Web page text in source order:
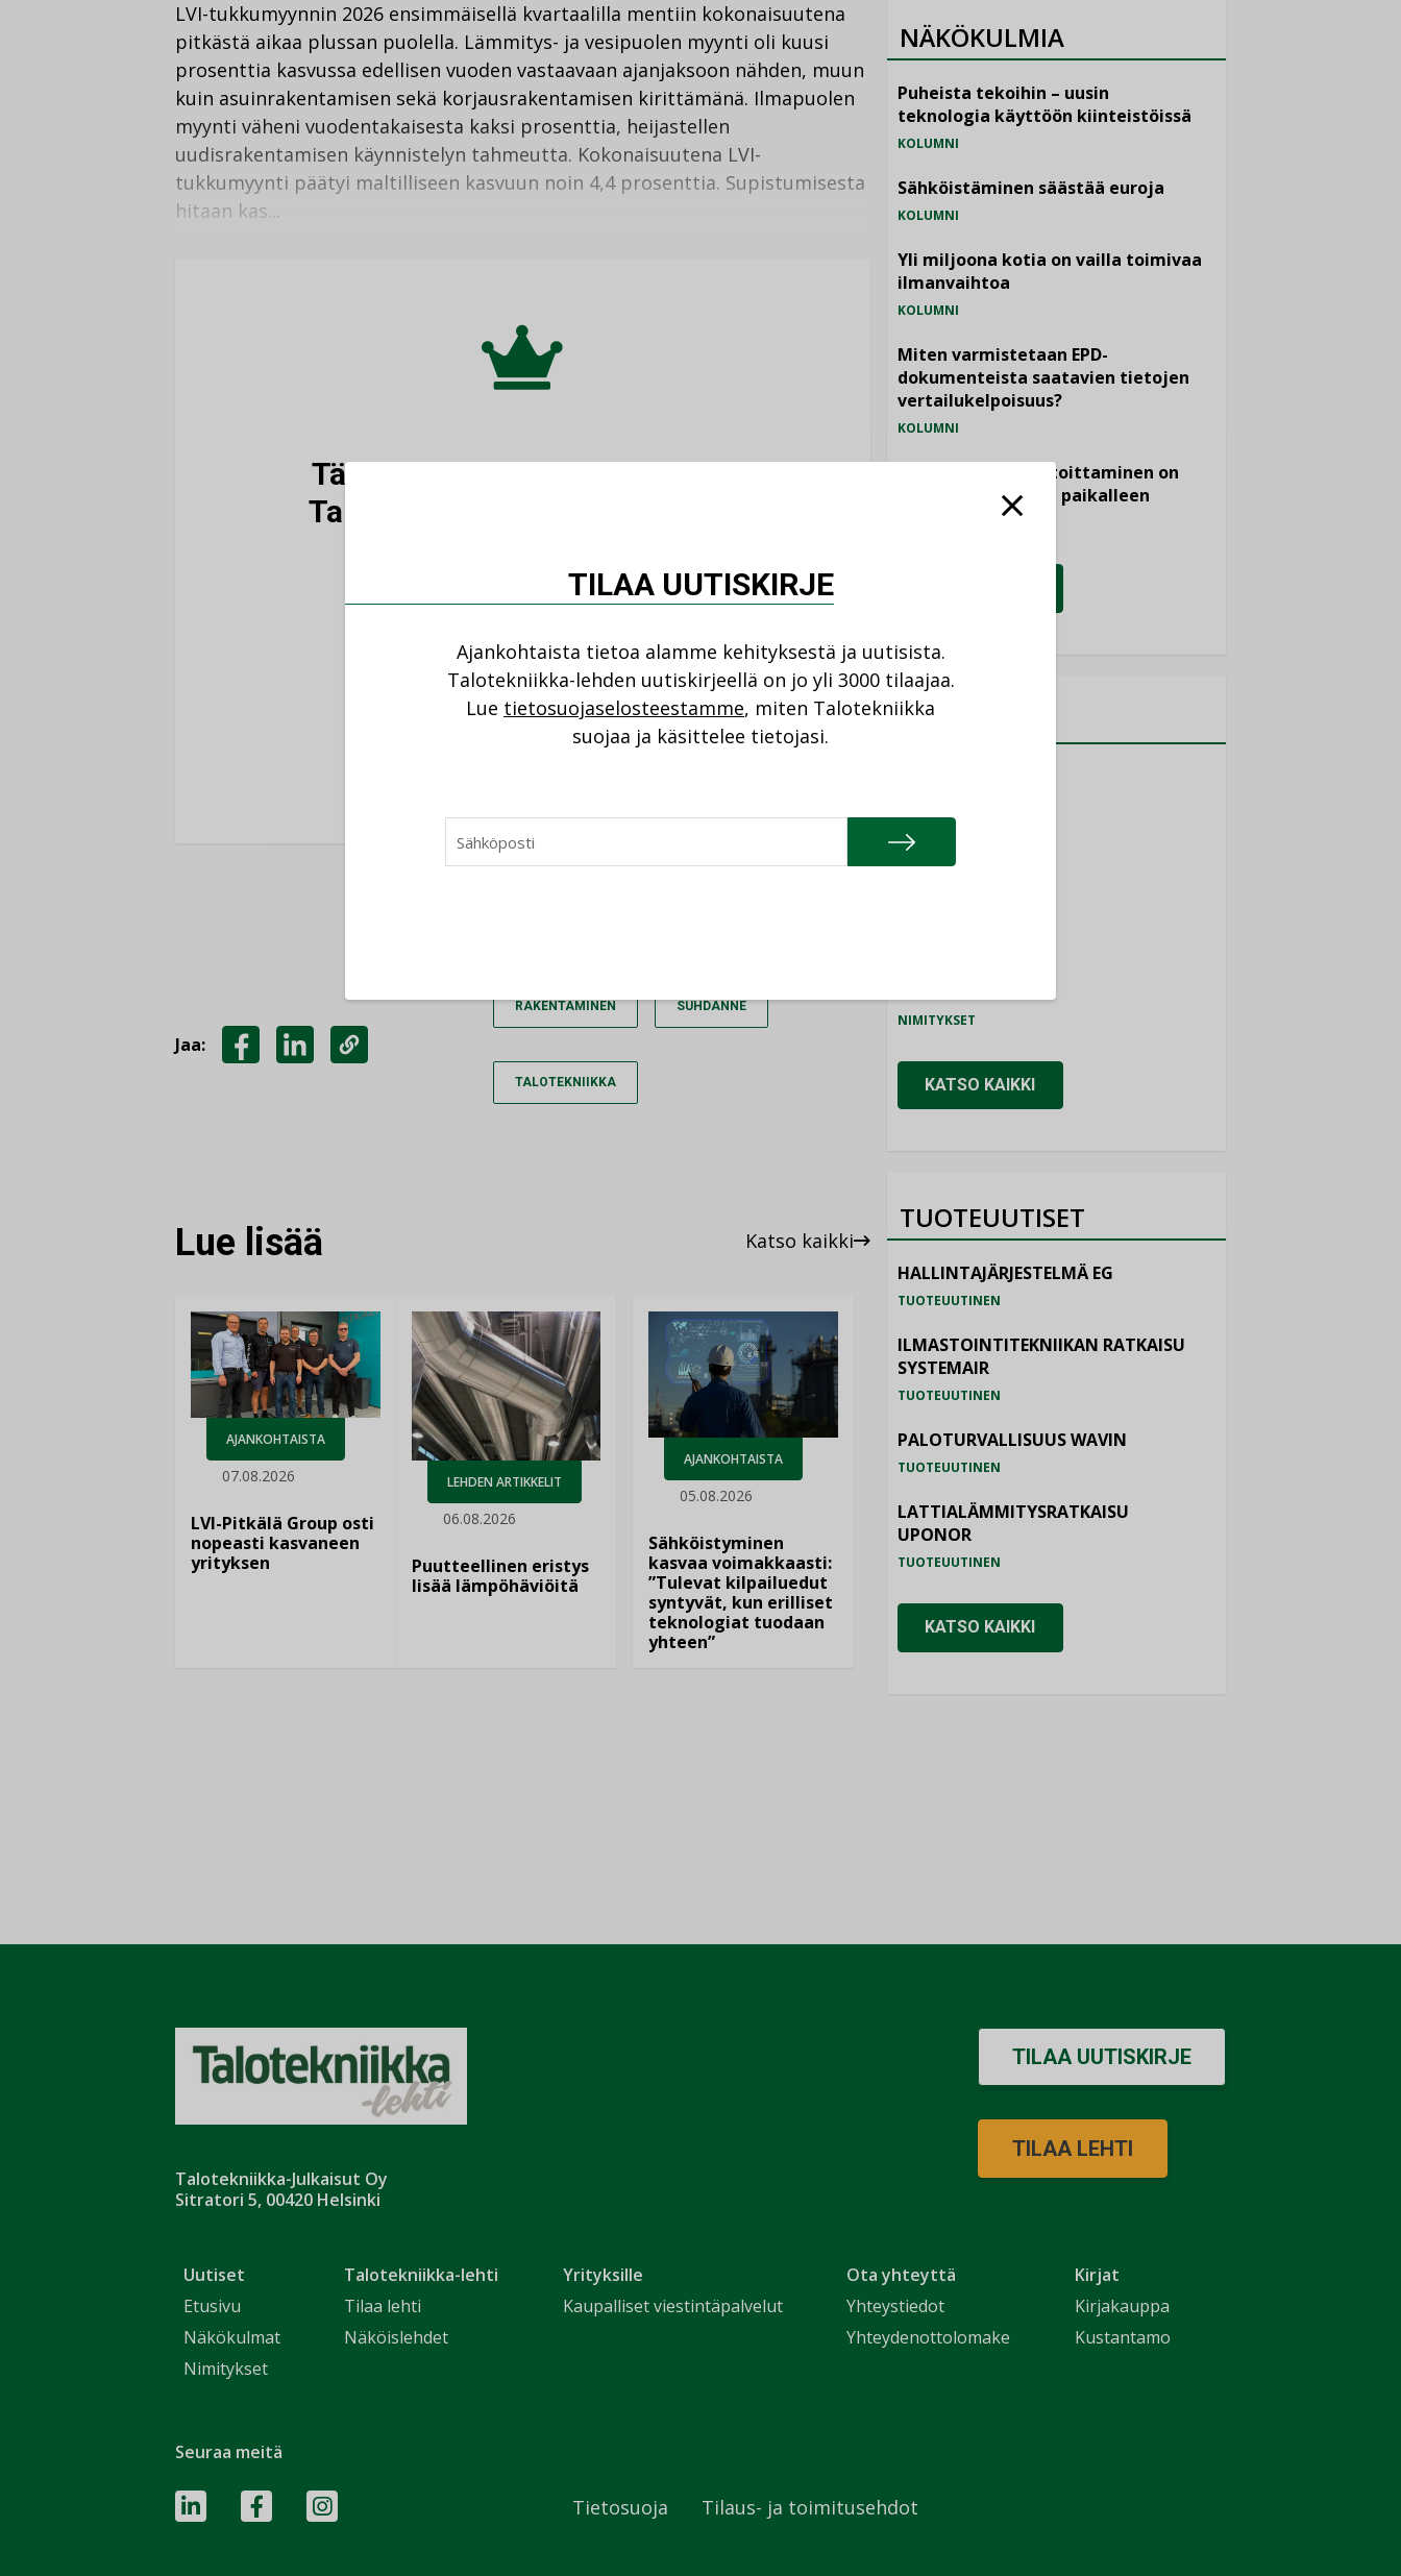
LVI-tukkumyynnin 2026 ensimmäisellä kvartaalilla mentiin kokonaisuutena
pitkästä aikaa plussan puolella. Lämmitys- ja vesipuolen myynti oli kuusi
prosenttia kasvussa edellisen vuoden vastaavaan ajanjaksoon nähden, muun
kuin asuinrakentamisen sekä korjausrakentamisen kirittämänä. Ilmapuolen
myynti väheni vuodentakaisesta kaksi prosenttia, heijastellen
uudisrakentamisen käynnistelyn tahmeutta. Kokonaisuutena LVI-
tukkumyynti päätyi maltilliseen kasvuun noin 4,4 prosenttia. Supistumisesta
hitaan kas...
Tämä artikkeli on tarjolla vain
Talotekniikka-lehden tilaajille.
TILAA LEHTI
Oletko jo tilaaja?
Jaa:
RAKENTAMINEN SUHDANNE
TALOTEKNIIKKA
Lue lisää Katso kaikki
AJANKOHTAISTA
07.08.2026
LVI-Pitkälä Group osti
nopeasti kasvaneen
yrityksen
LEHDEN ARTIKKELIT
06.08.2026
Puutteellinen eristys
lisää lämpöhäviöitä
AJANKOHTAISTA
05.08.2026
Sähköistyminen
kasvaa voimakkaasti:
”Tulevat kilpailuedut
syntyvät, kun erilliset
teknologiat tuodaan
yhteen”
NÄKÖKULMIA
Puheista tekoihin – uusin
teknologia käyttöön kiinteistöissä
KOLUMNI
Sähköistäminen säästää euroja
KOLUMNI
Yli miljoona kotia on vailla toimivaa
ilmanvaihtoa
KOLUMNI
Miten varmistetaan EPD-
dokumenteista saatavien tietojen
vertailukelpoisuus?
KOLUMNI
Vesi- ja viemärimitoittaminen on
jämähtänyt ajassa paikalleen
NIMITYKSET
Refair
NIMITYKSET
KATSO KAIKKI
TUOTEUUTISET
HALLINTAJÄRJESTELMÄ EG
TUOTEUUTINEN
ILMASTOINTITEKNIIKAN RATKAISU
SYSTEMAIR
TUOTEUUTINEN
PALOTURVALLISUUS WAVIN
TUOTEUUTINEN
LATTIALÄMMITYSRATKAISU
UPONOR
TUOTEUUTINEN
KATSO KAIKKI
Talotekniikka-Julkaisut Oy
Sitratori 5, 00420 Helsinki
Uutiset
Etusivu
Näkökulmat
Nimitykset
Talotekniikka-lehti
Tilaa lehti
Näköislehdet
Yrityksille
Kaupalliset viestintäpalvelut
Ota yhteyttä
Yhteystiedot
Yhteydenottolomake
Kirjat
Kirjakauppa
Kustantamo
TILAA UUTISKIRJE
TILAA LEHTI
Seuraa meitä
Tietosuoja Tilaus- ja toimitusehdot
TILAA UUTISKIRJE
Ajankohtaista tietoa alamme kehityksestä ja uutisista.
Talotekniikka-lehden uutiskirjeellä on jo yli 3000 tilaajaa.
Lue tietosuojaselosteestamme, miten Talotekniikka
suojaa ja käsittelee tietojasi.